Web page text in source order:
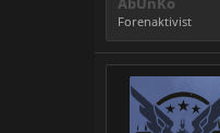
Forenaktivist